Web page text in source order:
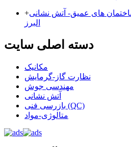
+های عمیق- آتش نشانی
البرز
دسته اصلی سایت
مکانیک
نظارت گاز-گرمایش
مهندسی جوش
آتش نشانی
بازرسی فنی (QC)
متالوژی-مواد